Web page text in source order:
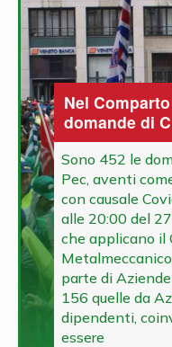
Nel
domande di
Sono 452 le
Pec, aventi
con causale
alle 20:00 del
che applicano il
parte di
156 quelle da
dipendenti,
essere